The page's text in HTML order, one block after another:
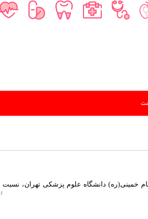
خمینی(ره) دانشگاه علوم پزشکی تهران،